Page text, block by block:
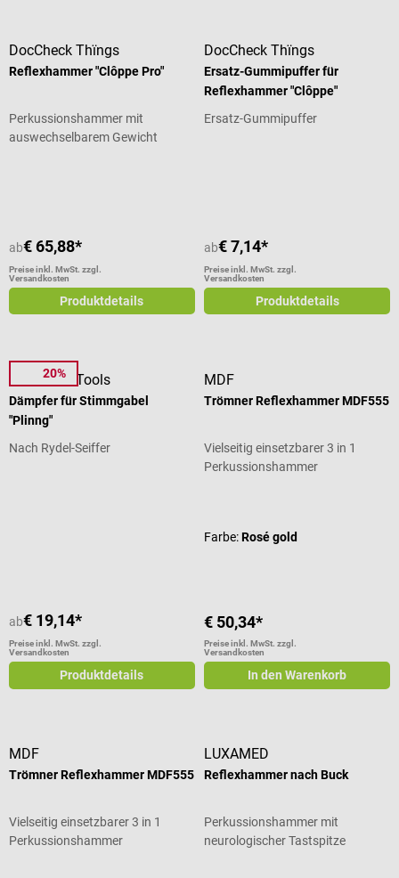
DocCheck Thïngs
Reflexhammer "Clôppe Pro"
Perkussionshammer mit
auswechselbarem Gewicht
ab€ 65,88*
Preise inkl. MwSt. zzgl.
Versandkosten
Produktdetails
DocCheck Thïngs
Ersatz-Gummipuffer für
Reflexhammer "Clôppe"
Ersatz-Gummipuffer
ab€ 7,14*
Preise inkl. MwSt. zzgl.
Versandkosten
Produktdetails
20%
DocCheck Tools
Dämpfer für Stimmgabel
"Plinng"
Nach Rydel-Seiffer
ab€ 19,14*
Preise inkl. MwSt. zzgl.
Versandkosten
Produktdetails
MDF
Trömner Reflexhammer MDF555
Vielseitig einsetzbarer 3 in 1
Perkussionshammer
Farbe:Rosé gold
€ 50,34*
Preise inkl. MwSt. zzgl.
Versandkosten
In den Warenkorb
MDF
Trömner Reflexhammer MDF555
Vielseitig einsetzbarer 3 in 1
Perkussionshammer
LUXAMED
Reflexhammer nach Buck
Perkussionshammer mit
neurologischer Tastspitze